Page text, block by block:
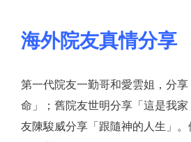
海外院友真情分享
第一代院友一勤哥和愛雲姐，分
命」；舊院友世明分享「這是我
友陳駿威分享「跟隨神的人生」